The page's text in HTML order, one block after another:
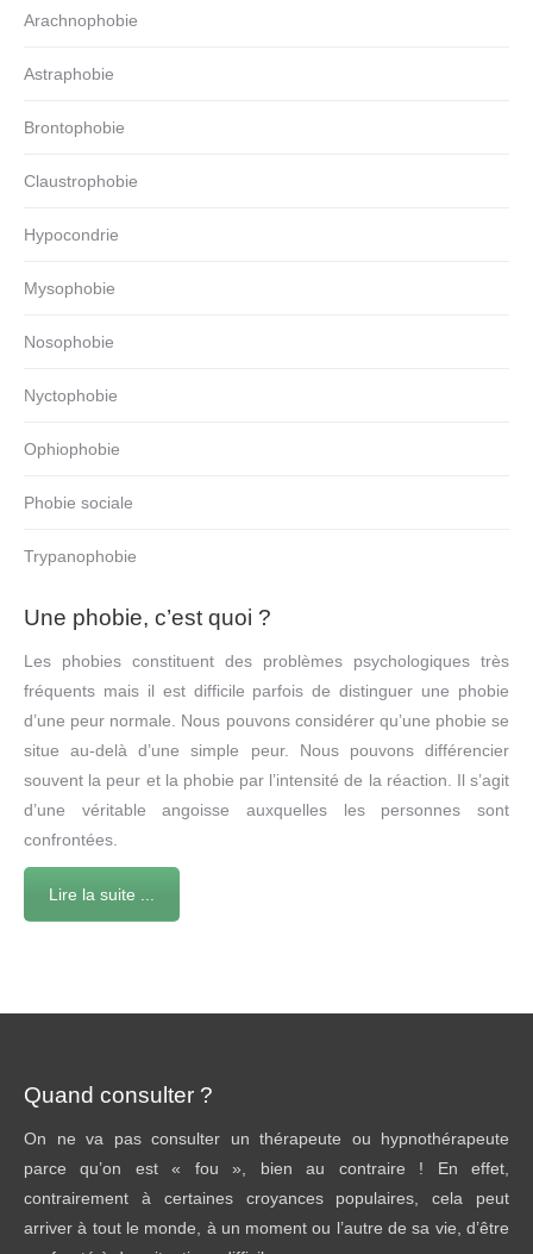
Arachnophobie
Astraphobie
Brontophobie
Claustrophobie
Hypocondrie
Mysophobie
Nosophobie
Nyctophobie
Ophiophobie
Phobie sociale
Trypanophobie
Une phobie, c’est quoi ?
Les phobies constituent des problèmes psychologiques très
fréquents mais il est difficile parfois de distinguer une phobie
d’une peur normale. Nous pouvons considérer qu’une phobie se
situe au-delà d’une simple peur. Nous pouvons différencier
souvent la peur et la phobie par l’intensité de la réaction. Il s’agit
d’une véritable angoisse auxquelles les personnes sont
confrontées.
Lire la suite ...
Quand consulter ?
On ne va pas consulter un thérapeute ou hypnothérapeute
parce qu’on est « fou », bien au contraire ! En effet,
contrairement à certaines croyances populaires, cela peut
arriver à tout le monde, à un moment ou l’autre de sa vie, d’être